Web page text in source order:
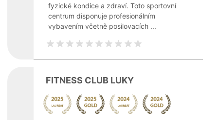
fyzické kondice a zdraví. Toto sportovní
centrum disponuje profesionálním
vybavením včetně posilovacích ...
FITNESS CLUB LUKY